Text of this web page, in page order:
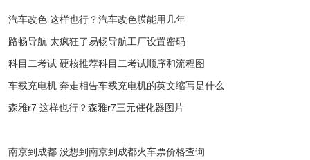
汽车改色 这样也行？汽车改色膜能用几年
路畅导航 太疯狂了易畅导航工厂设置密码
科目二考试 硬核推荐科目二考试顺序和流程图
车载充电机 奔走相告车载充电机的英文缩写是什么
森雅r7 这样也行？森雅r7三元催化器图片
南京到成都 没想到南京到成都火车票价格查询